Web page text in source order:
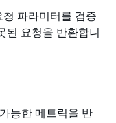
파라미터를 검증
된 요청을 반환합니
능한 메트릭을 반